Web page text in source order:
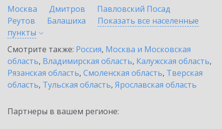
Москва
Дмитров
Павловский Посад
Реутов
Балашиха
Показать все населенные
пункты
Смотрите также: Россия, Москва и Московская
область, Владимирская область, Калужская область,
Рязанская область, Смоленская область, Тверская
область, Тульская область, Ярославская область
Партнеры в вашем регионе: